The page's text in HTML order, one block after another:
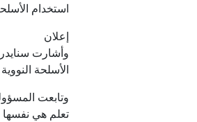
استخدام
إعلان
الأسلحة
وتابعت
تعلم هي نفسها